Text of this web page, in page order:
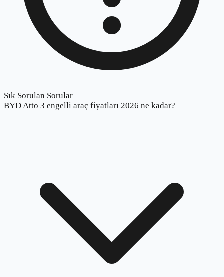
Sık Sorulan Sorular
BYD Atto 3 engelli araç fiyatları 2026 ne kadar?